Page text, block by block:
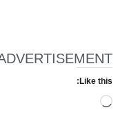
Like this:
Loading…